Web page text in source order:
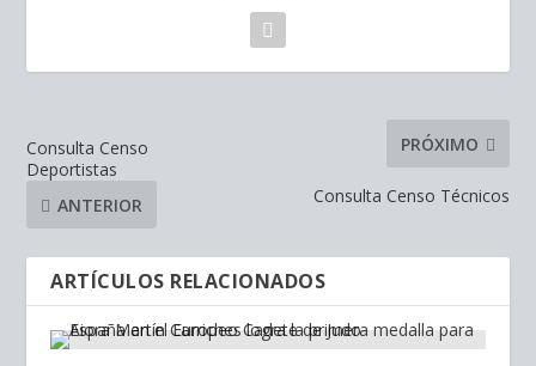
Consulta Censo
Deportistas
ANTERIOR
PRÓXIMO
Consulta Censo Técnicos
ARTÍCULOS RELACIONADOS